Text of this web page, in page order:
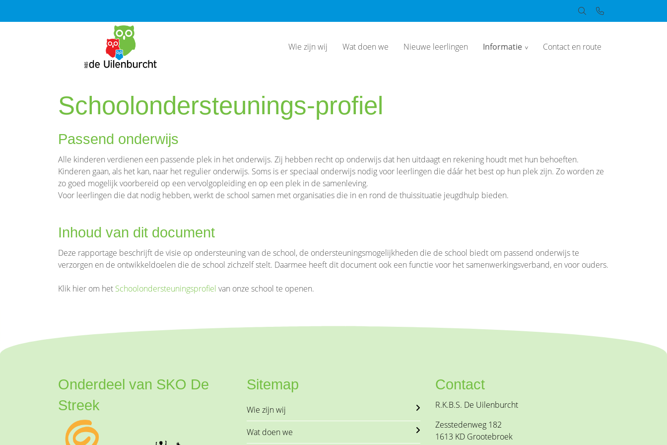
Wie zijn wij Wat doen we Nieuwe leerlingen Informatie Contact en route
Schoolondersteunings-profiel
Passend onderwijs
Alle kinderen verdienen een passende plek in het onderwijs. Zij hebben recht op onderwijs dat hen uitdaagt en rekening houdt met hun behoeften.
Kinderen gaan, als het kan, naar het regulier onderwijs. Soms is er speciaal onderwijs nodig voor leerlingen die dáár het best op hun plek zijn. Zo worden ze
zo goed mogelijk voorbereid op een vervolgopleiding en op een plek in de samenleving.
Voor leerlingen die dat nodig hebben, werkt de school samen met organisaties die in en rond de thuissituatie jeugdhulp bieden.
Inhoud van dit document
Deze rapportage beschrijft de visie op ondersteuning van de school, de ondersteuningsmogelijkheden die de school biedt om passend onderwijs te
verzorgen en de ontwikkeldoelen die de school zichzelf stelt. Daarmee heeft dit document ook een functie voor het samenwerkingsverband, en voor ouders.
Klik hier om het Schoolondersteuningsprofiel van onze school te openen.
Onderdeel van SKO De
Streek
Sitemap
Wie zijn wij
Wat doen we
Contact
R.K.B.S. De Uilenburcht
Zesstedenweg 182
1613 KD Grootebroek